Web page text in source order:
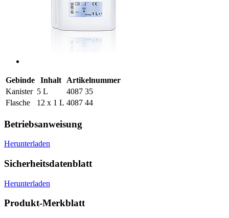
Gebinde Inhalt
Artikelnummer
Kanister 5 L
4087 35
Flasche
12 x 1 L 4087 44
Betriebsanweisung
Herunterladen
Sicherheitsdatenblatt
Herunterladen
Produkt-Merkblatt